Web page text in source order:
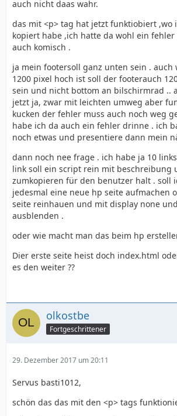
auch nicht daas wahr.
das mit <p> tag hat jetzt funktiobiert ,wo
kopiert habe ,ich hatte da wohl ein
auch komisch .
ja mein footersoll ganz unten sein . auch
1200 pixel hoch ist soll der footerauch
sein und nicht bottom an bilschirmrad ..
jetzt ja, zwar mit leichten umweg aber
kucken der fehler muss auch noch weg
habe ich da auch ein fehler drinne . ich
noch etwas und presentiere dann mein
dann noch nee frage . ich habe ja 10
link soll ein script rein mit beschreibung
zumkopieren für den benutzer halt . soll
jedesmal eine neue hp seite aufmachen
seite reinhauen und mit display none
ausblenden .
oder wie macht man das beim hp
Dier erste seite heist doch index.html
es den weiter ??
olkostbe
Fortgeschrittener
29. Dezember 2017 um 20:11
Servus basti1012,
schön das das mit den <p> tags